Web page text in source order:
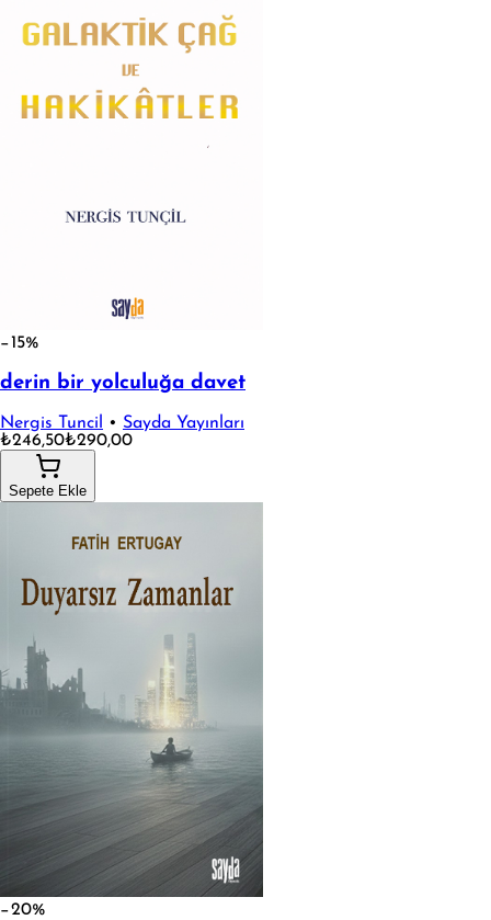
−15%
derin bir yolculuğa davet
Nergis Tuncil • Sayda Yayınları
₺246,50₺290,00
Sepete Ekle
−20%